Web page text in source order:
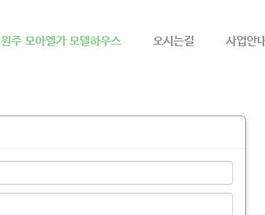
원주 모아엘가 모델하우스 오시는길 사업안